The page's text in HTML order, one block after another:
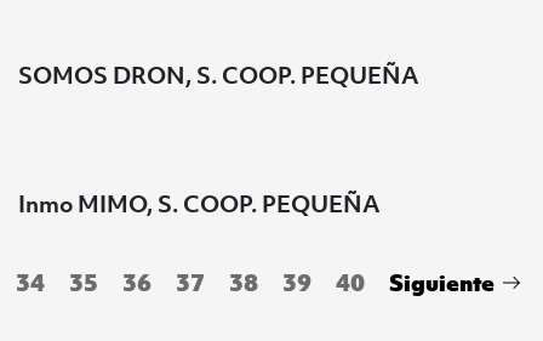
SOMOS DRON, S. COOP. PEQUEÑA
Inmo MIMO, S. COOP. PEQUEÑA
34 35 36 37 38 39 40 Siguiente